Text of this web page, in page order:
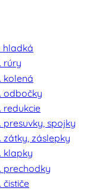
hladká
rúry
kolená
odbočky
redukcie
presuvky, spojky
zátky, záslepky
klapky
prechodky
čističe